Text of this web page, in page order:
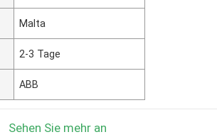
Malta
2-3 Tage
ABB
Sehen Sie mehr an